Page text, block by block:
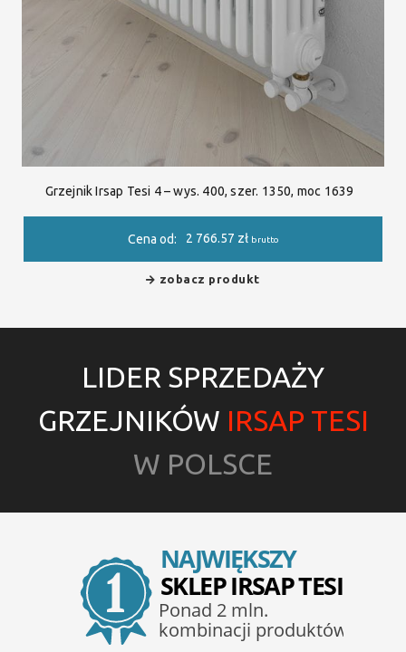
Grzejnik Irsap Tesi 4 – wys. 400, szer. 1350, moc 1639
Cena od: 2 766.57 zł brutto
zobacz produkt
LIDER SPRZEDAŻY
GRZEJNIKÓW IRSAP TESI
W POLSCE